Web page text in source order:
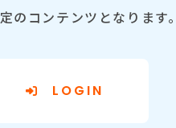
のコンテンツとなります
LOGIN